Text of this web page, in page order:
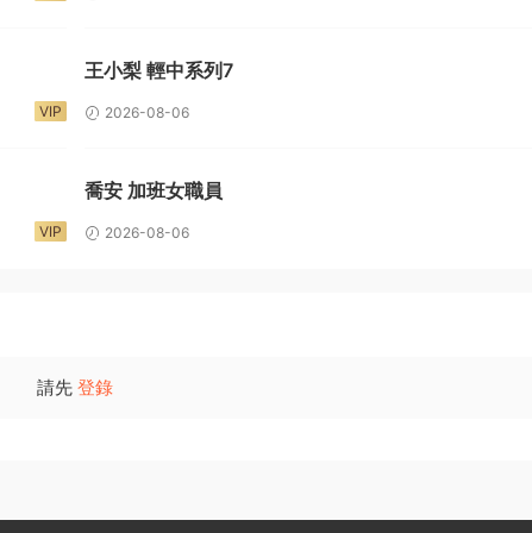
VIP
王小梨 輕中系列7
2026-08-06
VIP
喬安 加班女職員
2026-08-06
請先 登錄